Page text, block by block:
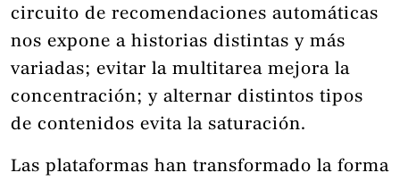
circuito de recomendaciones automáticas
nos expone a historias distintas y más
variadas; evitar la multitarea mejora la
concentración; y alternar distintos tipos
de contenidos evita la saturación.
Las plataformas han transformado la forma